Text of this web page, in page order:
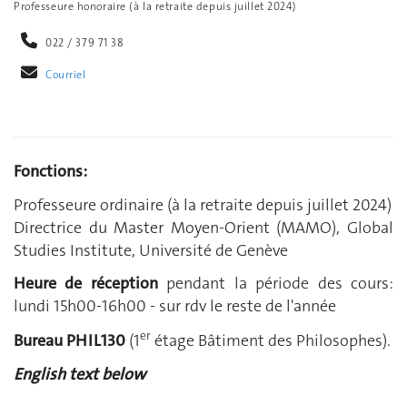
Professeure honoraire (à la retraite depuis juillet 2024)
022 / 379 71 38
Courriel
Fonctions:
Professeure ordinaire (à la retraite depuis juillet 2024)
Directrice du Master Moyen-Orient (MAMO), Global
Studies Institute, Université de Genève
Heure de réceptionpendant la période des cours:
lundi 15h00-16h00 - sur rdv le reste de l'année
Bureau PHIL130 (1er étage Bâtiment des Philosophes).
English text below